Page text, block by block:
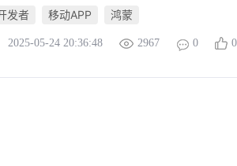
发者 移动APP 鸿蒙
2025-05-24 20:36:48 2967 0 0